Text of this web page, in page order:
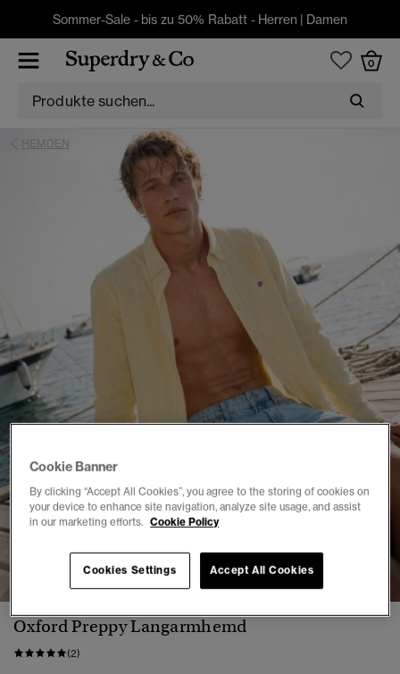
Sommer-Sale - bis zu 50% Rabatt - Herren | Damen
0
HEMDEN
1 2 3 4 5 6 7 8
Oxford Preppy Langarmhemd
(2)
Cookie Banner
By clicking “Accept All Cookies”, you agree to the storing of cookies on
your device to enhance site navigation, analyze site usage, and assist
in our marketing efforts. Cookie Policy
Accept All Cookies
Cookies Settings